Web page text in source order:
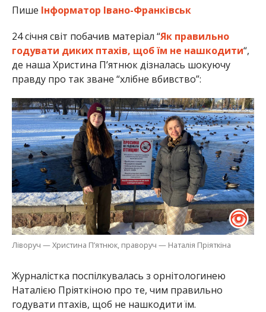
Пише Інформатор Івано-Франківськ
24 січня світ побачив матеріал “Як правильно
годувати диких птахів, щоб їм не нашкодити“,
де наша Христина П’ятнюк дізналась шокуючу
правду про так зване “хлібне вбивство”:
Ліворуч — Христина П’ятнюк, праворуч — Наталія Пріяткіна
Журналістка поспілкувалась з орнітологинею
Наталією Пріяткіною про те, чим правильно
годувати птахів, щоб не нашкодити їм.